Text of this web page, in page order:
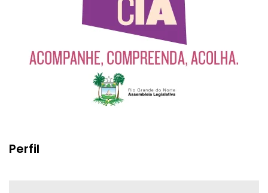
Perfil